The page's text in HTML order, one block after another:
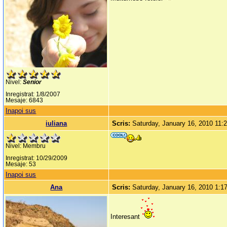
Nivel:Senior
Inregistrat: 1/8/2007
Mesaje: 6843
Inapoi sus
iuliana
Scris:Saturday, January 16, 2010
Nivel: Membru
Inregistrat: 10/29/2009
Mesaje: 53
Inapoi sus
Ana
Scris:Saturday, January 16, 2010
Interesant